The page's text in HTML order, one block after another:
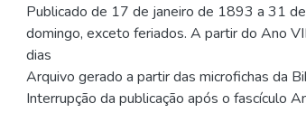
Publicado de 17 de janeiro de 1893 a 31
domingo, exceto feriados. A partir do Ano
dias
Arquivo gerado a partir das microfichas da
Interrupção da publicação após o fascículo